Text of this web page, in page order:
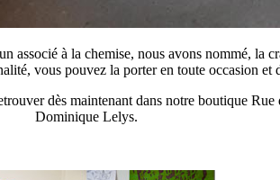
associé à la chemise, nous avons nommé, la
vous pouvez la porter en toute occasion et
dès maintenant dans notre boutique
Dominique Lelys.